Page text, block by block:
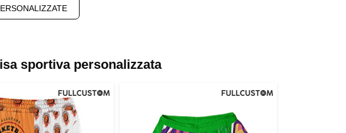
sportiva personalizzata